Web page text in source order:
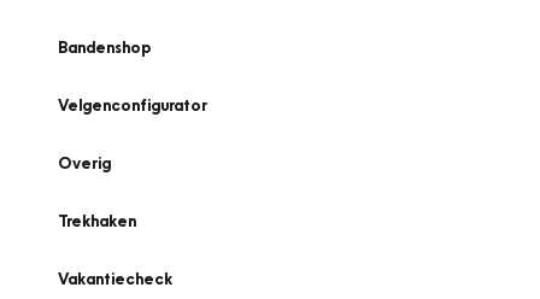
Bandenshop
Velgenconfigurator
Overig
Trekhaken
Vakantiecheck